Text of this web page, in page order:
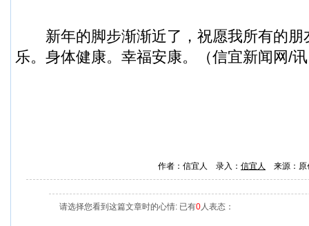
新年的脚步渐渐近了，祝愿我所有的朋
乐。身体健康。幸福安康。（信宜新闻 网/
作者：信宜人 录入： 信宜人 来源：
请选择您看到这篇文章时的心情: 已有0人表态：